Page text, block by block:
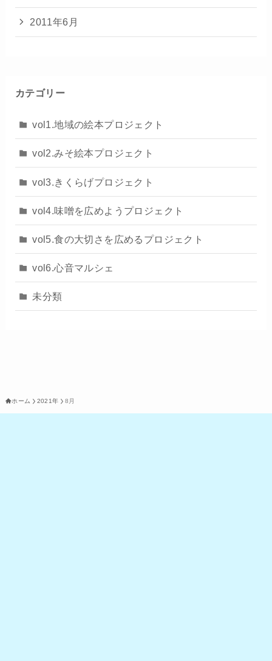
2011年6月
カテゴリー
vol1.地域の絵本プロジェクト
vol2.みそ絵本プロジェクト
vol3.きくらげプロジェクト
vol4.味噌を広めようプロジェクト
vol5.食の大切さを広めるプロジェクト
vol6.心音マルシェ
未分類
ホーム 2021年 8月